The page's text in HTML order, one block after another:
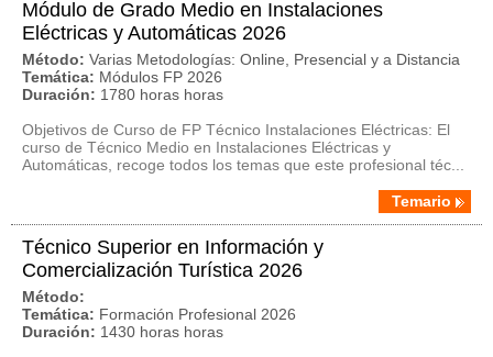
Módulo de Grado Medio en Instalaciones
Eléctricas y Automáticas 2026
Método: Varias Metodologías: Online, Presencial y a Distancia
Temática: Módulos FP 2026
Duración: 1780 horas horas
Objetivos de Curso de FP Técnico Instalaciones Eléctricas: El
curso de Técnico Medio en Instalaciones Eléctricas y
Automáticas, recoge todos los temas que este profesional téc...
Temario
Técnico Superior en Información y
Comercialización Turística 2026
Método:
Temática: Formación Profesional 2026
Duración: 1430 horas horas